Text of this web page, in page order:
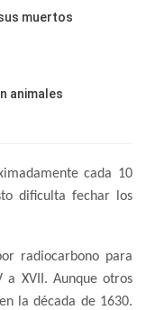
muertos
animales
cada 10
dificulta fechar los
radiocarbono para
a XVII. Aunque otros
la década de 1630.